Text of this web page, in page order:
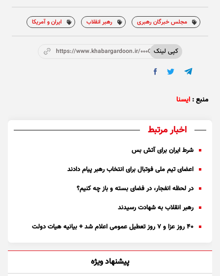
مجلس خبرگان رهبری رهبر انقلاب ایران و آمریکا
کپی لینکhttps://www.khabargardoon.ir/000OzZ
منبع : ایسنا
اخبار مرتبط
شرط ایران برای آتش بس
اعضای تیم ملی فوتبال برای انتخاب رهبر پیام دادند
در لحظه انفجار، در فضای بسته و باز چه کنیم؟
رهبر انقلاب به شهادت رسیدند
۴۰ روز عزا و ۷ روز تعطیل عمومی اعلام شد + بیانیه هیات دولت
پیشنهاد ویژه